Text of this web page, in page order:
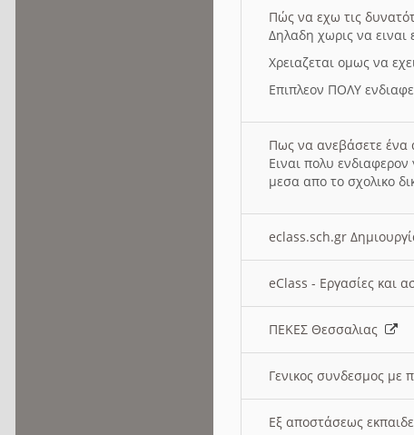
Πώς να εχω τις
Δηλαδη χωρις να
Χρειαζεται ομως να
Επιπλεον ΠΟΛΥ
Πως να ανεβάσετε ένα
Ειναι πολυ
μεσα απο το σχολικο
eclass.sch.gr
eClass - Εργασίες και
ΠΕΚΕΣ Θεσσαλιας
Γενικος συνδεσμος με
Εξ αποστάσεως